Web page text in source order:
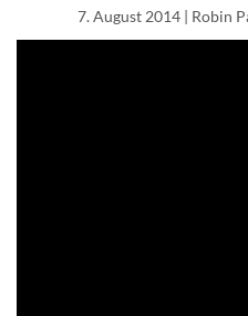
7. August 2014 | Robin